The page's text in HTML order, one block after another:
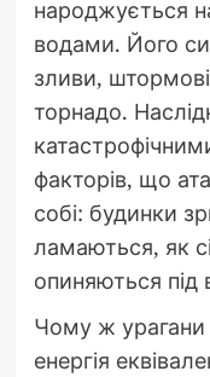
народжується
водами. Його
зливи,
торнадо.
факторів, що
собі: будинки
ламаються, як
опиняються
Чому ж урагани
енергія